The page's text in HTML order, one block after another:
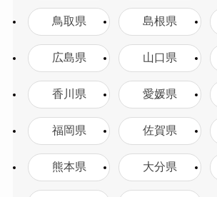
鳥取県 島根県
広島県 山口県
香川県 愛媛県
福岡県 佐賀県
熊本県 大分県